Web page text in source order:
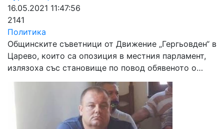
16.05.2021 11:47:56
2141
Политика
Общинските съветници от Движение „Гергьовден“ в
Царево, които са опозиция в местния парламент,
излязоха със становище по повод обявеното о…